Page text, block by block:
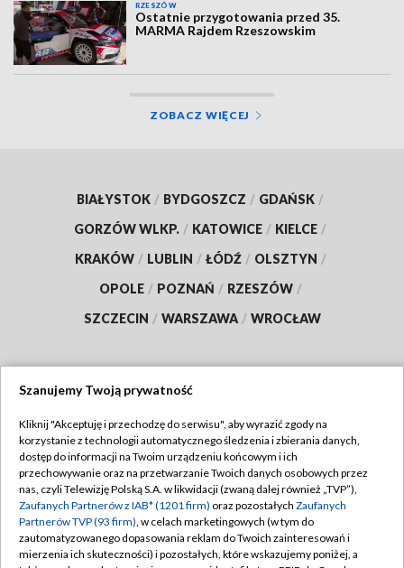
RZESZÓW
Ostatnie przygotowania przed 35.
MARMA Rajdem Rzeszowskim
ZOBACZ WIĘCEJ
BIAŁYSTOK / BYDGOSZCZ / GDAŃSK /
GORZÓW WLKP. / KATOWICE / KIELCE /
KRAKÓW / LUBLIN / ŁÓDŹ / OLSZTYN /
OPOLE / POZNAŃ / RZESZÓW /
SZCZECIN / WARSZAWA / WROCŁAW
TVP
Abonament TVP
Emisja w TVP
Centrum informacji TVP
Naziemna Telewizja Cyfrowa
Regulamin TVP
Polityka prywatności
Moje zgody
Szanujemy Twoją prywatność
Kliknij "Akceptuję i przechodzę do serwisu", aby wyrazić zgody na
korzystanie z technologii automatycznego śledzenia i zbierania danych,
dostęp do informacji na Twoim urządzeniu końcowym i ich
przechowywanie oraz na przetwarzanie Twoich danych osobowych przez
nas, czyli Telewizję Polską S.A. w likwidacji (zwaną dalej również „TVP”),
Zaufanych Partnerów z IAB* (1201 firm) oraz pozostałych Zaufanych
Partnerów TVP (93 firm), w celach marketingowych (w tym do
zautomatyzowanego dopasowania reklam do Twoich zainteresowań i
mierzenia ich skuteczności) i pozostałych, które wskazujemy poniżej, a